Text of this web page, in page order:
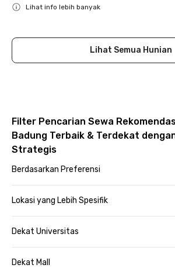
Lihat info lebih banyak
Lihat Semua Hunian
Filter Pencarian Sewa
Badung Terbaik & Terdekat
Strategis
Berdasarkan Preferensi
Lokasi yang Lebih Spesifik
Dekat Universitas
Dekat Mall